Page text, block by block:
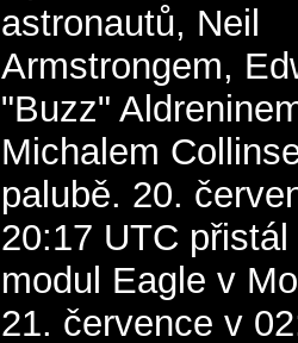
astronautů, Neil
Armstrongem,
"Buzz"
Michalem
palubě. 20.
20:17 UTC
modul Eagle v
21. července v